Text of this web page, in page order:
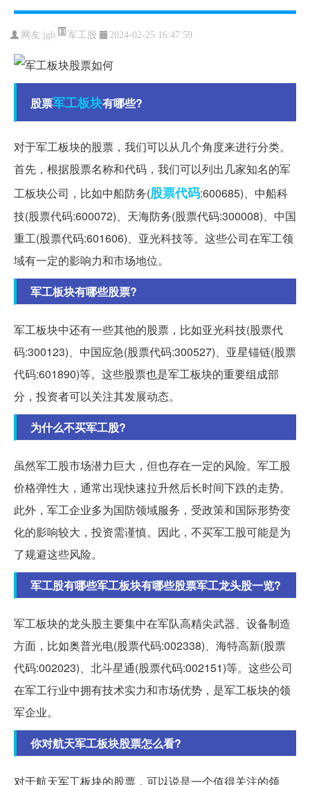
网友:jgb 军工股 2024-02-25 16:47:59
股票军工板块有哪些?
对于军工板块的股票，我们可以从几个角度来进行分类。
首先，根据股票名称和代码，我们可以列出几家知名的军
工板块公司，比如中船防务(股票代码:600685)、中船科
技(股票代码:600072)、天海防务(股票代码:300008)、中国
重工(股票代码:601606)、亚光科技等。这些公司在军工领
域有一定的影响力和市场地位。
军工板块有哪些股票?
军工板块中还有一些其他的股票，比如亚光科技(股票代
码:300123)、中国应急(股票代码:300527)、亚星锚链(股票
代码:601890)等。这些股票也是军工板块的重要组成部
分，投资者可以关注其发展动态。
为什么不买军工股?
虽然军工股市场潜力巨大，但也存在一定的风险。军工股
价格弹性大，通常出现快速拉升然后长时间下跌的走势。
此外，军工企业多为国防领域服务，受政策和国际形势变
化的影响较大，投资需谨慎。因此，不买军工股可能是为
了规避这些风险。
军工股有哪些军工板块有哪些股票军工龙头股一览?
军工板块的龙头股主要集中在军队高精尖武器、设备制造
方面，比如奥普光电(股票代码:002338)、海特高新(股票
代码:002023)、北斗星通(股票代码:002151)等。这些公司
在军工行业中拥有技术实力和市场优势，是军工板块的领
军企业。
你对航天军工板块股票怎么看?
对于航天军工板块的股票，可以说是一个值得关注的领